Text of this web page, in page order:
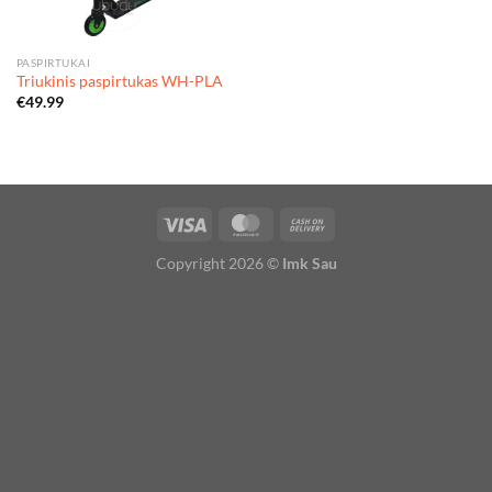
PASPIRTUKAI
Triukinis paspirtukas WH-PLA
€49.99
Copyright 2026 © Imk Sau